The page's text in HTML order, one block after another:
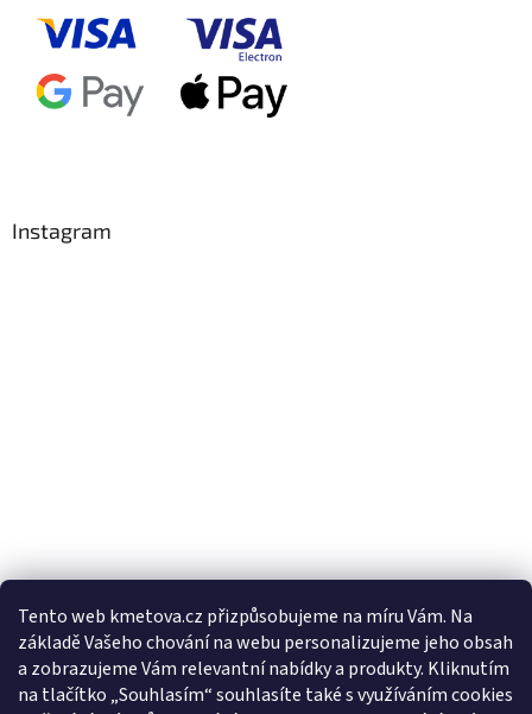
Tento web kmetova.cz přizpůsobujeme na míru Vám. Na
základě Vašeho chování na webu personalizujeme jeho obsah
a zobrazujeme Vám relevantní nabídky a produkty. Kliknutím
na tlačítko „Souhlasím“ souhlasíte také s využíváním cookies
Instagram
Sledovat na Instagramu